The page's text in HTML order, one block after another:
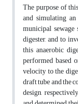
The purpose of
and simulating
municipal
digester, and to
this anaerobic
performed based
velocity to the
draft tube and the
design,